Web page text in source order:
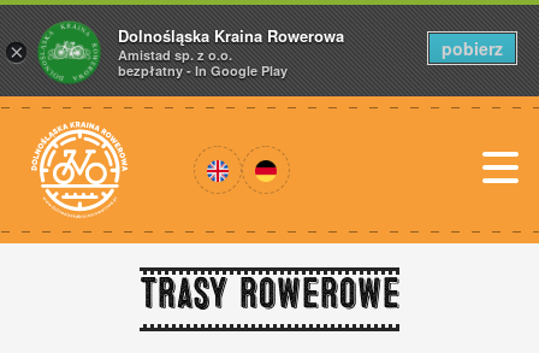
Trasy rowerowe
×
Dolnośląska Kraina Rowerowa
Amistad sp. z o.o.
bezpłatny - In Google Play
pobierz